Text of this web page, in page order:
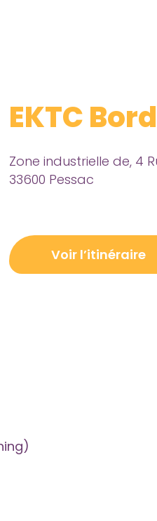
EKTC
Zone industrielle de, 4
33600 Pessac
Voir l’itinéraire